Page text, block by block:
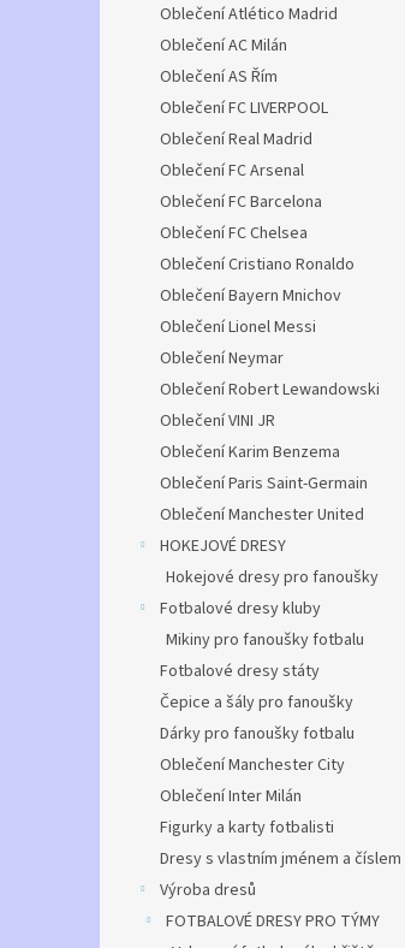
Oblečení Atlético Madrid
Oblečení AC Milán
Oblečení AS Řím
Oblečení FC LIVERPOOL
Oblečení Real Madrid
Oblečení FC Arsenal
Oblečení FC Barcelona
Oblečení FC Chelsea
Oblečení Cristiano Ronaldo
Oblečení Bayern Mnichov
Oblečení Lionel Messi
Oblečení Neymar
Oblečení Robert Lewandowski
Oblečení VINI JR
Oblečení Karim Benzema
Oblečení Paris Saint-Germain
Oblečení Manchester United
HOKEJOVÉ DRESY
Hokejové dresy pro fanoušky
Fotbalové dresy kluby
Mikiny pro fanoušky fotbalu
Fotbalové dresy státy
Čepice a šály pro fanoušky
Dárky pro fanoušky fotbalu
Oblečení Manchester City
Oblečení Inter Milán
Figurky a karty fotbalisti
Dresy s vlastním jménem a číslem
Výroba dresů
FOTBALOVÉ DRESY PRO TÝMY